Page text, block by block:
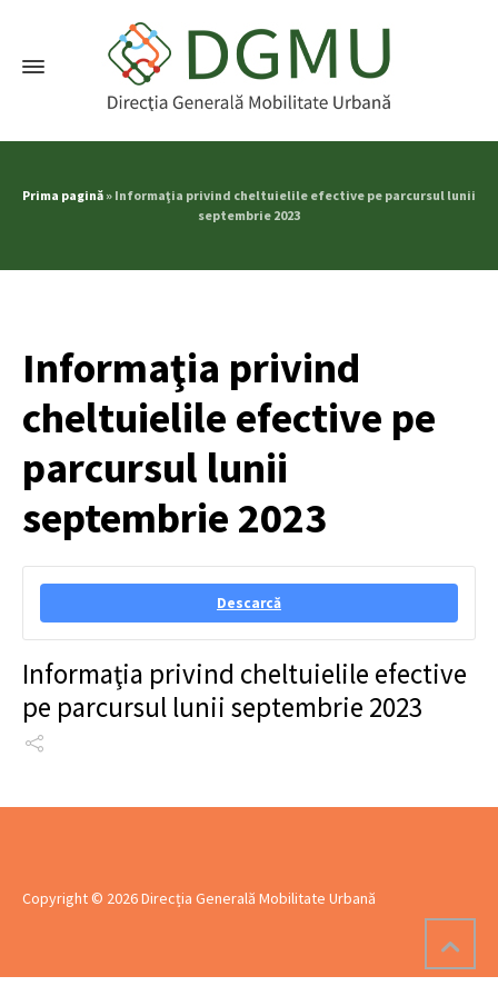
Prima pagină » Informaţia privind cheltuielile efective pe parcursul lunii
septembrie 2023
Informaţia privind
cheltuielile efective pe
parcursul lunii
septembrie 2023
Descarcă
Informaţia privind cheltuielile efective
pe parcursul lunii septembrie 2023
Copyright © 2026 Direcția Generală Mobilitate Urbană